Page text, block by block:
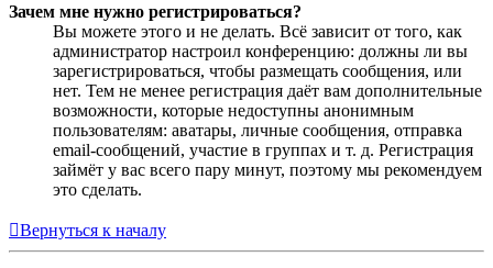
Зачем мне нужно регистрироваться?
Вы можете этого и не делать. Всё зависит от того, как
администратор настроил конференцию: должны ли вы
зарегистрироваться, чтобы размещать сообщения, или
нет. Тем не менее регистрация даёт вам дополнительные
возможности, которые недоступны анонимным
пользователям: аватары, личные сообщения, отправка
email-сообщений, участие в группах и т. д. Регистрация
займёт у вас всего пару минут, поэтому мы рекомендуем
это сделать.
Вернуться к началу